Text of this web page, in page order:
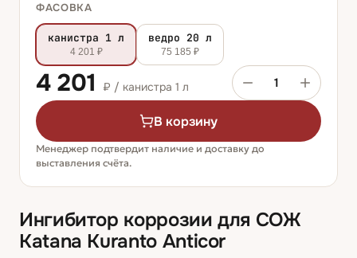
Ингибитор коррозии для СОЖ
Katana Kuranto Anticor
ФАСОВКА
канистра 1 л
4 201 ₽
ведро 20 л
75 185 ₽
4 201 ₽ / канистра 1 л 1
В корзину
Менеджер подтвердит наличие и доставку до
выставления счёта.